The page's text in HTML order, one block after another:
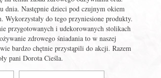
dnia. Następnie dzieci pod czujnym okiem
Wykorzystały do tego przyniesione produkty.
przygotowanych i udekorowanych stolikach
zdrowego śniadania to w naszej
bardzo chętnie przystąpili do akcji. Razem
pani Dorota Cieśla.